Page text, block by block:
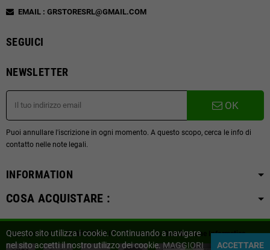
EMAIL : GRSTORESRL@GMAIL.COM
SEGUICI
NEWSLETTER
OK
Puoi annullare l'iscrizione in ogni momento. A questo scopo, cerca le info di
contatto nelle note legali.
INFORMATION
COSA ACQUISTARE :
Copyright © 2019SVAPOITALY.IT| Powered byDistribuzione Informatica
Questo sito utilizza i cookie. Continuando a navigare
nel sito accetti il nostro utilizzo dei cookie.MAGGIORI ACCETTARE